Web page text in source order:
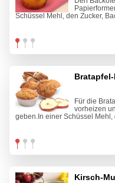
Schüssel Mehl, den Zucker,
Für die
vorheizen
geben.In einer Schüssel Mehl,
Kirsch-